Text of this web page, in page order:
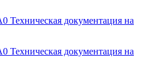
Техническая документация на
Техническая документация на